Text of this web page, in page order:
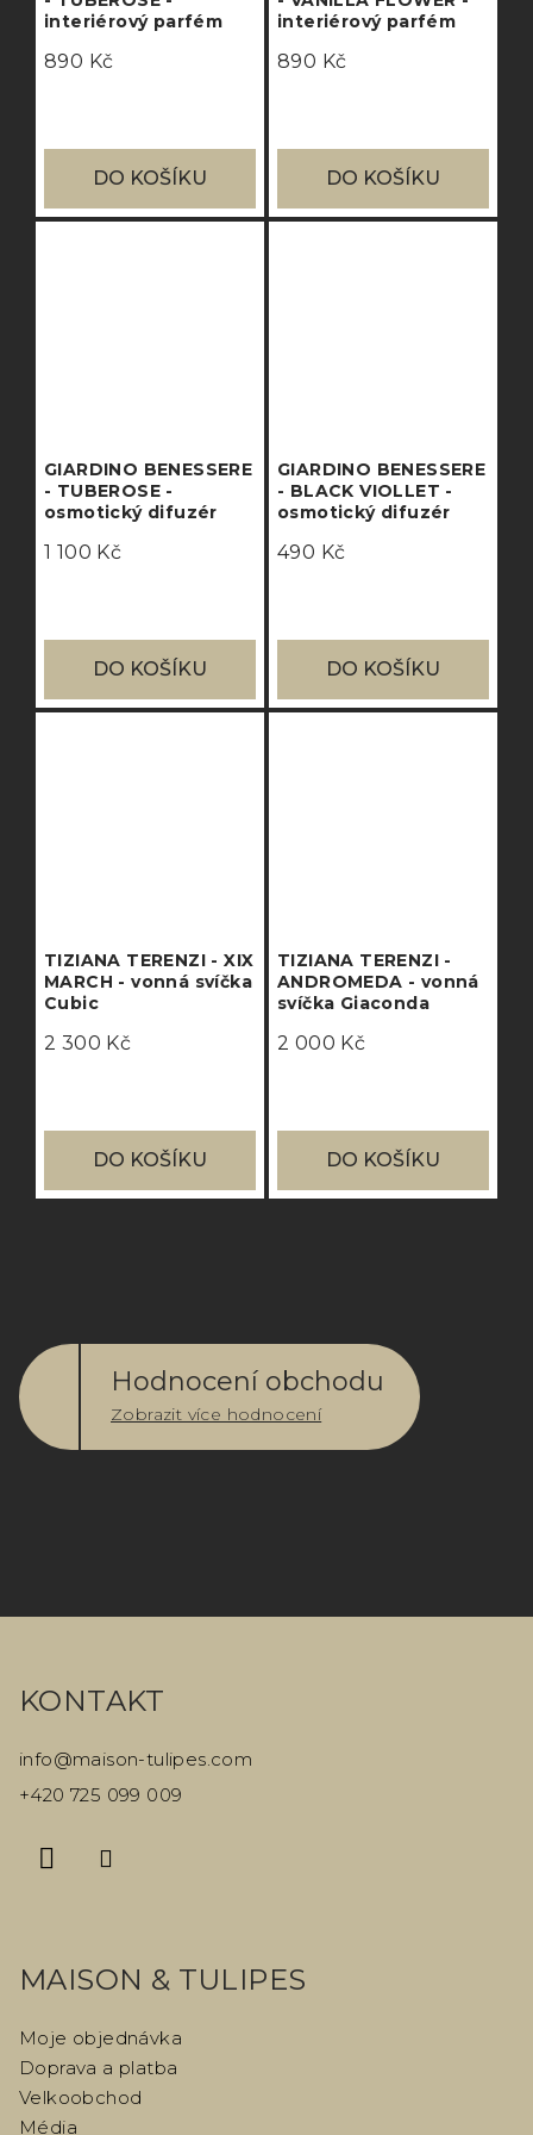
interiérový parfém
890 Kč
DO KOŠÍKU
interiérový parfém
890 Kč
DO KOŠÍKU
GIARDINO BENESSERE
- TUBEROSE -
osmotický difuzér
1 100 Kč
DO KOŠÍKU
GIARDINO BENESSERE
- BLACK VIOLLET -
osmotický difuzér
490 Kč
DO KOŠÍKU
TIZIANA TERENZI - XIX
MARCH - vonná svíčka
Cubic
2 300 Kč
DO KOŠÍKU
TIZIANA TERENZI -
ANDROMEDA - vonná
svíčka Giaconda
2 000 Kč
DO KOŠÍKU
Hodnocení obchodu
Zobrazit více hodnocení
KONTAKT
info@maison-tulipes.com
+420 725 099 009
MAISON & TULIPES
Moje objednávka
Doprava a platba
Velkoobchod
Média